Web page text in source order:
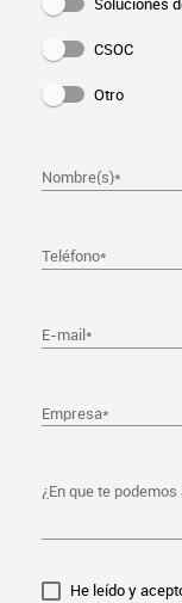
CSOC
Otro
Nombre(s)*
Teléfono*
E-mail*
Empresa*
¿En que te
He leído y